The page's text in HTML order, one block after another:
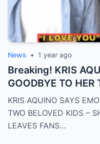
News • 1 year ago
Breaking! KRIS
GOODBYE TO HER
SH0CKING
HEARTBROKEN!
KRIS AQUINO SAYS
TWO BELOVED KIDS –
LEAVES FANS…